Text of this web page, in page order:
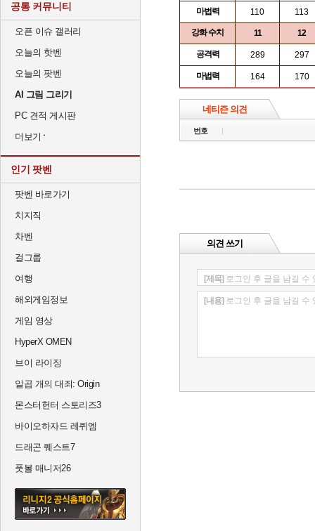
공통 커뮤니티
오픈 이슈 갤러리
오늘의 핫벤
오늘의 팟벤
AI 그림 그리기
PC 견적 게시판
더보기
인기 팟벤
팟벤 바로가기
치지직
차벤
걸그룹
여행
해외게임정보
게임 영상
HyperX OMEN
브이 라이징
일곱 개의 대죄: Origin
몬스터헌터 스토리즈3
바이오하자드 레퀴엠
드래곤 퀘스트7
풋볼 매니저26
마법력 110 113
강화 수치 11 12
공격력 289 297
마법력 164 170
네티즌 의견
번호
의견 쓰기
[제목] 로그인 후 글을 남길 수
[내용] 로그인 후 글을 남길 수